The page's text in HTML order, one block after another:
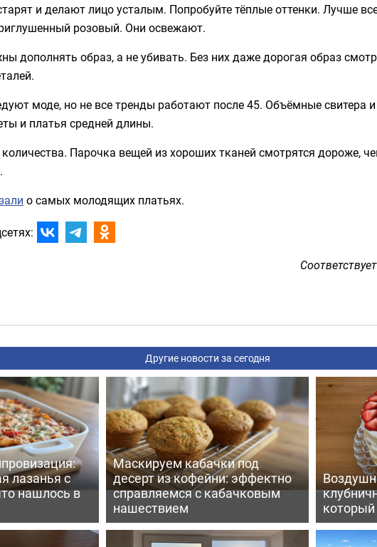
и делают лицо усталым. Попробуйте тёплые оттенки. Лучше
розовый. Они освежают.
дополнять образ, а не убивать. Без них даже дорогая образ
моде, но не все тренды работают после 45. Объёмные свитера
и платья средней длины.
Парочка вещей из хороших тканей смотрятся дороже,
о самых молодящих платьях.
Соответствует
Другие новости за сегодня
лазанья с
нашлось в
Маскируем кабачки под
десерт из кофейни: эффектно
справляемся с кабачковым
нашествием